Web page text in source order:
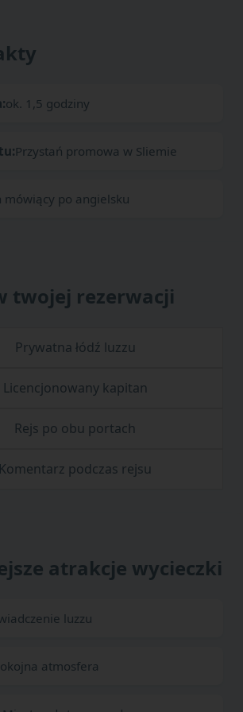
ok. 1,5 godziny
Przystań promowa w Sliemie
mówiący po angielsku
twojej rezerwacji
Prywatna łódź luzzu
Licencjonowany kapitan
Rejs po obu portach
Komentarz podczas rejsu
atrakcje wycieczki
luzzu
atmosfera